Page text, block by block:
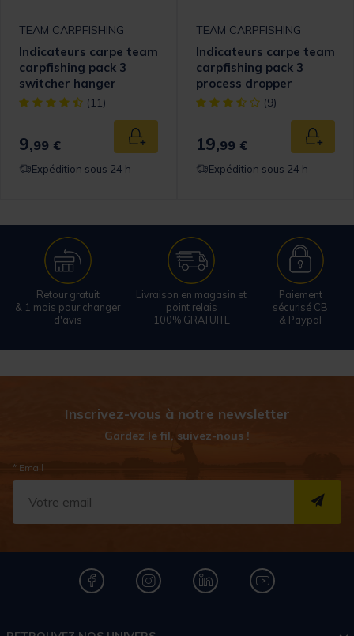
Rating
panier
TEAM CARPFISHING
Indicateurs carpe team
carpfishing pack 3
switcher hanger
[object Object] out of 5 Customer Rating
(11)
9,99 € Ajouter au panier
Expédition sous 24 h
TEAM CARPFISHING
Indicateurs carpe team
carpfishing pack 3
process dropper
[object Object] out of 5
(9)
19,99 €
Expédition sous 24 h
Retour gratuit
& 1 mois pour changer
d'avis
Livraison en magasin et
point relais
100% GRATUITE
Paiement
sécurisé CB
& Paypal
Inscrivez-vous à notre newsletter
Gardez le fil, suivez-nous !
* Email